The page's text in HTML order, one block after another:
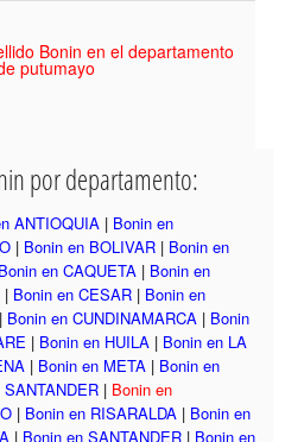
Bonin en el departamento
putumayo
por departamento:
ANTIOQUIA | Bonin en
| Bonin en BOLIVAR | Bonin en
Bonin en CAQUETA | Bonin en
| Bonin en CESAR | Bonin en
| Bonin en CUNDINAMARCA | Bonin
| Bonin en HUILA | Bonin en LA
| Bonin en META | Bonin en
| Bonin en
| Bonin en RISARALDA | Bonin en
| Bonin en SANTANDER | Bonin en